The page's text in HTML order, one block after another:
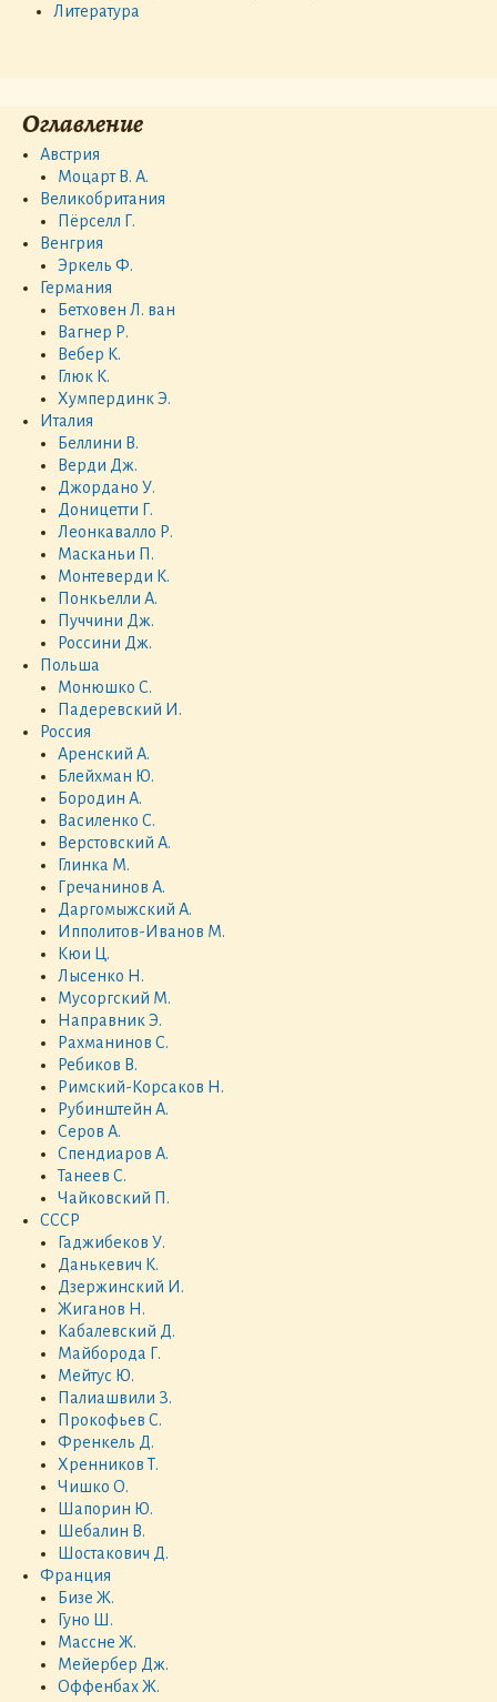
Литература
Оглавление
Австрия
Моцарт В. А.
Великобритания
Пёрселл Г.
Венгрия
Эркель Ф.
Германия
Бетховен Л. ван
Вагнер Р.
Вебер К.
Глюк К.
Хумпердинк Э.
Италия
Беллини В.
Верди Дж.
Джордано У.
Доницетти Г.
Леонкавалло Р.
Масканьи П.
Монтеверди К.
Понкьелли А.
Пуччини Дж.
Россини Дж.
Польша
Монюшко С.
Падеревский И.
Россия
Аренский А.
Блейхман Ю.
Бородин А.
Василенко С.
Верстовский А.
Глинка М.
Гречанинов А.
Даргомыжский А.
Ипполитов-Иванов М.
Кюи Ц.
Лысенко Н.
Мусоргский М.
Направник Э.
Рахманинов С.
Ребиков В.
Римский-Корсаков Н.
Рубинштейн А.
Серов А.
Спендиаров А.
Танеев С.
Чайковский П.
СССР
Гаджибеков У.
Данькевич К.
Дзержинский И.
Жиганов Н.
Кабалевский Д.
Майборода Г.
Мейтус Ю.
Палиашвили З.
Прокофьев С.
Френкель Д.
Хренников Т.
Чишко О.
Шапорин Ю.
Шебалин В.
Шостакович Д.
Франция
Бизе Ж.
Гуно Ш.
Массне Ж.
Мейербер Дж.
Оффенбах Ж.